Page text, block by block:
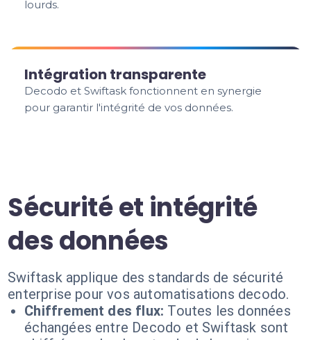
lourds.
Intégration transparente
Decodo et Swiftask fonctionnent en synergie
pour garantir l'intégrité de vos données.
Sécurité et intégrité
des données
Swiftask applique des standards de sécurité
enterprise pour vos automatisations decodo.
Chiffrement des flux: Toutes les données
échangées entre Decodo et Swiftask sont